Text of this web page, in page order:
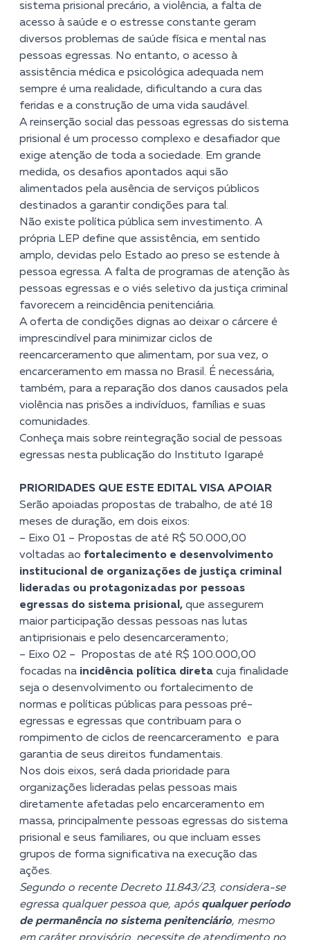
sistema prisional precário, a violência, a falta de
acesso à saúde e o estresse constante geram
diversos problemas de saúde física e mental nas
pessoas egressas. No entanto, o acesso à
assistência médica e psicológica adequada nem
sempre é uma realidade, dificultando a cura das
feridas e a construção de uma vida saudável.
A reinserção social das pessoas egressas do sistema
prisional é um processo complexo e desafiador que
exige atenção de toda a sociedade. Em grande
medida, os desafios apontados aqui são
alimentados pela ausência de serviços públicos
destinados a garantir condições para tal.
Não existe política pública sem investimento. A
própria LEP define que assistência, em sentido
amplo, devidas pelo Estado ao preso se estende à
pessoa egressa. A falta de programas de atenção às
pessoas egressas e o viés seletivo da justiça criminal
favorecem a reincidência penitenciária.
A oferta de condições dignas ao deixar o cárcere é
imprescindível para minimizar ciclos de
reencarceramento que alimentam, por sua vez, o
encarceramento em massa no Brasil. É necessária,
também, para a reparação dos danos causados pela
violência nas prisões a indivíduos, famílias e suas
comunidades.
Conheça mais sobre reintegração social de pessoas
egressas nesta publicação do Instituto Igarapé
PRIORIDADES QUE ESTE EDITAL VISA APOIAR
Serão apoiadas propostas de trabalho, de até 18
meses de duração, em dois eixos:
– Eixo 01 – Propostas de até R$ 50.000,00
voltadas ao fortalecimento e desenvolvimento
institucional de organizações de justiça criminal
lideradas ou protagonizadas por pessoas
egressas do sistema prisional, que assegurem
maior participação dessas pessoas nas lutas
antiprisionais e pelo desencarceramento;
– Eixo 02 – Propostas de até R$ 100.000,00
focadas na incidência política direta cuja finalidade
seja o desenvolvimento ou fortalecimento de
normas e políticas públicas para pessoas pré-
egressas e egressas que contribuam para o
rompimento de ciclos de reencarceramento e para
garantia de seus direitos fundamentais.
Nos dois eixos, será dada prioridade para
organizações lideradas pelas pessoas mais
diretamente afetadas pelo encarceramento em
massa, principalmente pessoas egressas do sistema
prisional e seus familiares, ou que incluam esses
grupos de forma significativa na execução das
ações.
Segundo o recente Decreto 11.843/23, considera-se
egressa qualquer pessoa que, após qualquer período
de permanência no sistema penitenciário, mesmo